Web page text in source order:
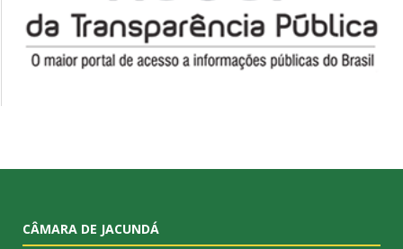
CÂMARA DE JACUNDÁ